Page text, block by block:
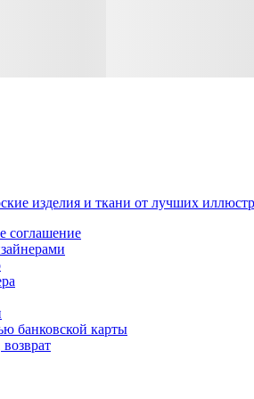
изделия и ткани от лучших
соглашение
банковской карты